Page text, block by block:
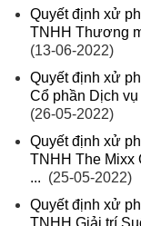
Quyết định xử
TNHH Thương
(13-06-2022)
Quyết định xử
Cổ phần Dịch
(26-05-2022)
Quyết định xử
TNHH The Mixx
... (25-05-2022)
Quyết định xử
TNHH Giải trí